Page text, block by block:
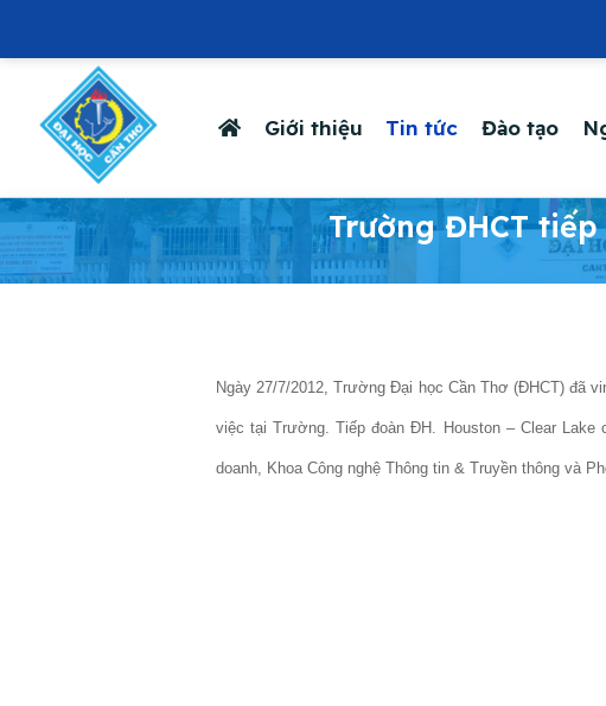
Giới thiệu Tin tức Đào tạo
- Trường ĐHCT tiếp
Ngày 27/7/2012, Trường Đại học Cần Thơ (ĐHCT) đã
việc tại Trường. Tiếp đoàn ĐH. Houston – Clear
doanh, Khoa Công nghệ Thông tin & Truyền thông và